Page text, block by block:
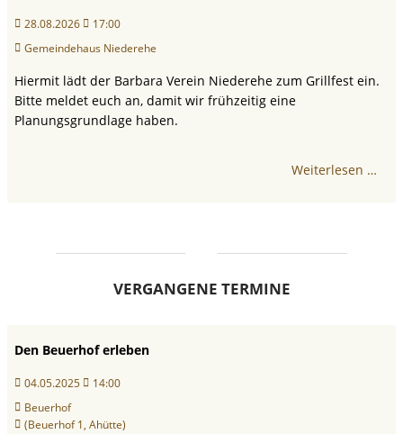
28.08.2026
17:00
Gemeindehaus Niederehe
Hiermit lädt der Barbara Verein Niederehe zum Grillfest ein.
Bitte meldet euch an, damit wir frühzeitig eine
Planungsgrundlage haben.
Weiterlesen …
VERGANGENE TERMINE
Den Beuerhof erleben
04.05.2025
14:00
Beuerhof
(Beuerhof 1, Ahütte)